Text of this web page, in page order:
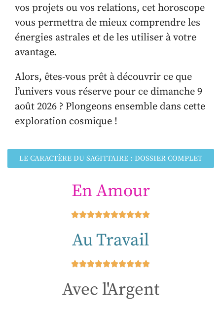
vos projets ou vos relations, cet horoscope
vous permettra de mieux comprendre les
énergies astrales et de les utiliser à votre
avantage.
Alors, êtes-vous prêt à découvrir ce que
l’univers vous réserve pour ce dimanche 9
août 2026 ? Plongeons ensemble dans cette
exploration cosmique !
LE CARACTÈRE DU SAGITTAIRE : DOSSIER COMPLET
En Amour
Au Travail
Avec l'Argent